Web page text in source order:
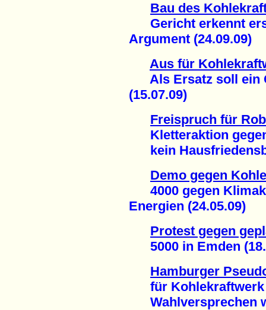
Bau des
Gericht erkennt
Argument (24.09.09)
Aus für
Als Ersatz soll ein
(15.07.09)
Freispruch für
Kletteraktion
kein
Demo gegen
4000 gegen
Energien (24.05.09)
Protest gegen
5000 in Emden
Hamburger
für Kohlekraftwerk
Wahlversprechen